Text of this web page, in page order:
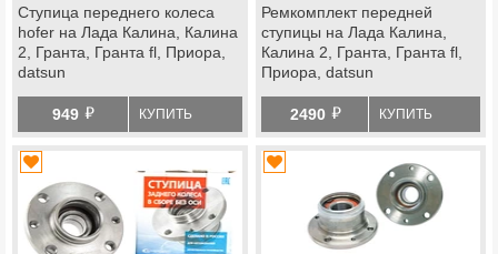
Ступица переднего колеса
hofer на Лада Калина, Калина
2, Гранта, Гранта fl, Приора,
datsun
949 й КУПИТЬ
Ремкомплект передней
ступицы на Лада Калина,
Калина 2, Гранта, Гранта fl,
Приора, datsun
2490 й КУПИТЬ